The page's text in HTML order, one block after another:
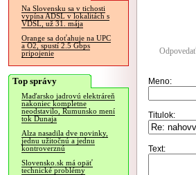
Na Slovensku sa v tichosti
vypína ADSL v lokalitách s
VDSL, už 31. mája
Orange sa doťahuje na UPC
a O2, spustí 2.5 Gbps
pripojenie
Top správy
Maďarsko jadrovú elektráreň
nakoniec kompletne
neodstavilo, Rumunsko mení
tok Dunaja
Alza nasadila dve novinky,
jednu užitočnú a jednu
kontroverznú
Slovensko.sk má opäť
technické problémy
Odpovedať
Meno:
Titulok:
Text: